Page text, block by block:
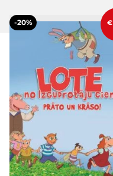
-20% €